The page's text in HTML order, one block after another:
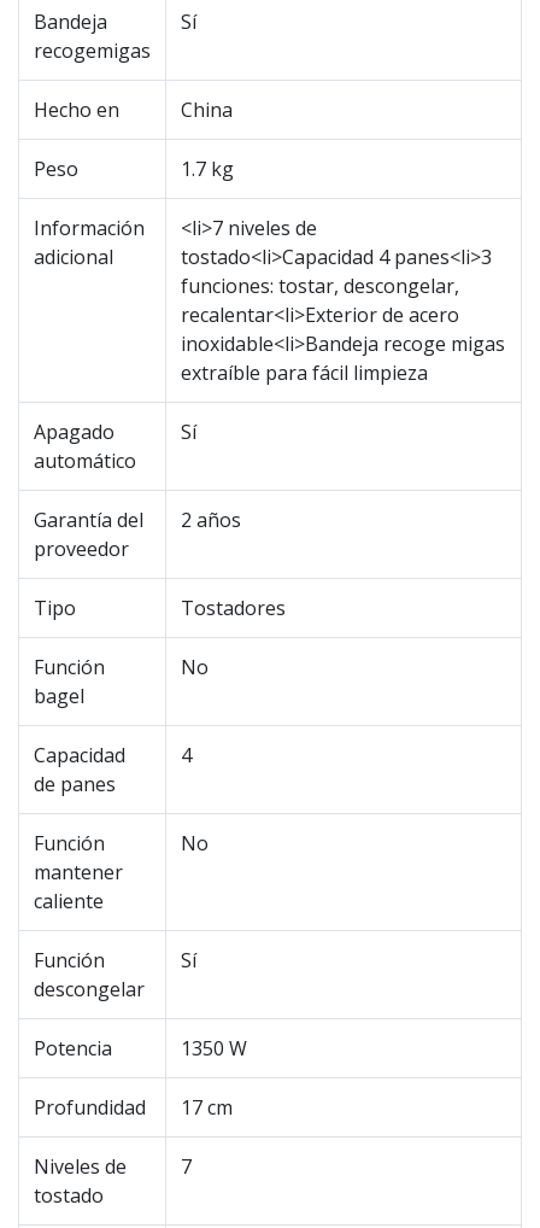
Bandeja
recogemigas
Sí
Hecho en China
Peso 1.7 kg
Información
adicional
<li>7 niveles de
tostado<li>Capacidad 4 panes<li>3
funciones: tostar, descongelar,
recalentar<li>Exterior de acero
inoxidable<li>Bandeja recoge migas
extraíble para fácil limpieza
Apagado
automático
Sí
Garantía del
proveedor
2 años
Tipo Tostadores
Función
bagel
No
Capacidad
de panes
4
Función
mantener
caliente
No
Función
descongelar
Sí
Potencia 1350 W
Profundidad 17 cm
Niveles de
tostado
7